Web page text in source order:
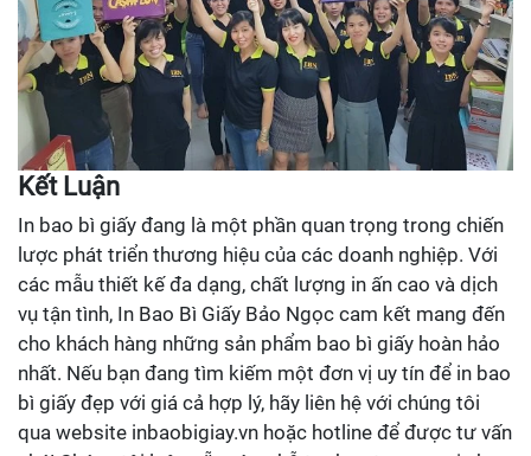
Kết Luận
In bao bì giấy đang là một phần quan trọng trong chiến
lược phát triển thương hiệu của các doanh nghiệp. Với
các mẫu thiết kế đa dạng, chất lượng in ấn cao và dịch
vụ tận tình, In Bao Bì Giấy Bảo Ngọc cam kết mang đến
cho khách hàng những sản phẩm bao bì giấy hoàn hảo
nhất. Nếu bạn đang tìm kiếm một đơn vị uy tín để in bao
bì giấy đẹp với giá cả hợp lý, hãy liên hệ với chúng tôi
qua website inbaobigiay.vn hoặc hotline để được tư vấn